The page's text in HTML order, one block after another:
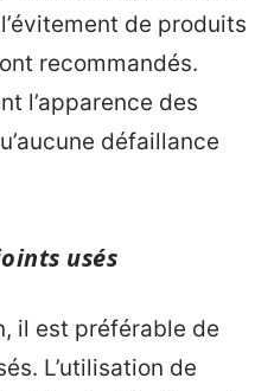
de produits
recommandés.
l’apparence des
défaillance
usés
il est préférable de
L’utilisation de